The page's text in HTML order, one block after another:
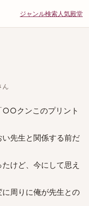
ジャンル検索人気殿堂
ん
○○クンこのプリント
先生と関係する前だ
けど、今にして思え
周りに俺が先生との